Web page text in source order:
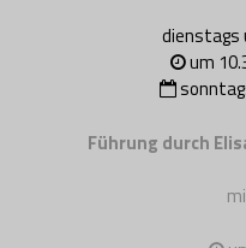
dienstags
um
Führung durch